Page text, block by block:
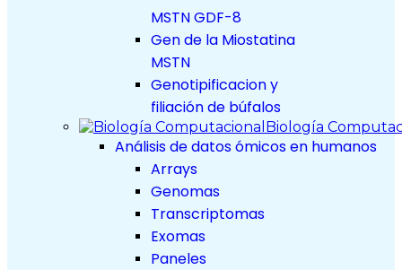
MSTN GDF-8
Gen de la Miostatina
MSTN
Genotipificacion y
filiación de búfalos
Biología
Análisis de datos ómicos en humanos
Arrays
Genomas
Transcriptomas
Exomas
Paneles